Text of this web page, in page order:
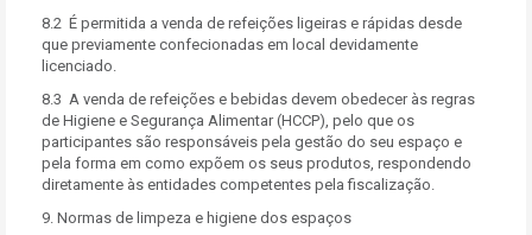
8.2 É permitida a venda de refeições ligeiras e rápidas desde
que previamente confecionadas em local devidamente
licenciado.
8.3 A venda de refeições e bebidas devem obedecer às regras
de Higiene e Segurança Alimentar (HCCP), pelo que os
participantes são responsáveis pela gestão do seu espaço e
pela forma em como expõem os seus produtos, respondendo
diretamente às entidades competentes pela fiscalização.
9. Normas de limpeza e higiene dos espaços